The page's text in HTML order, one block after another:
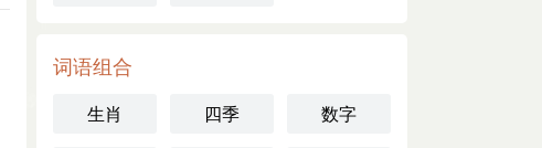
词语组合
生肖 四季 数字